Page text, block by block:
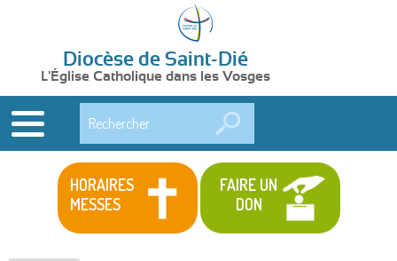
Diocèse de Saint-Dié
L'Église Catholique dans les Vosges
HORAIRES
MESSES
FAIRE UN
DON